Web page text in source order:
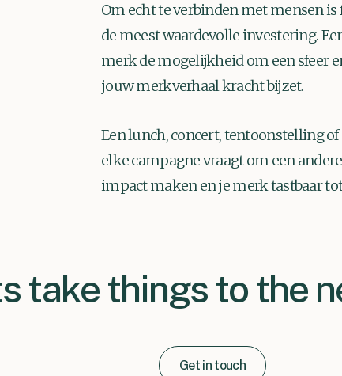
Om echt te verbinden met mensen
de meest waardevolle investering.
merk de mogelijkheid om een sfeer
jouw merkverhaal kracht bijzet.
Een lunch, concert, tentoonstelling
elke campagne vraagt om een
impact maken en je merk tastbaar
take things to the
Get in touch